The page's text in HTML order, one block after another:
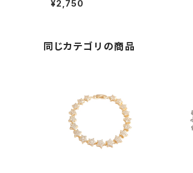
¥2,750
同じカテゴリの商品